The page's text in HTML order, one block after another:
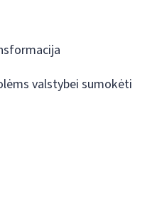
valstybei sumokėti